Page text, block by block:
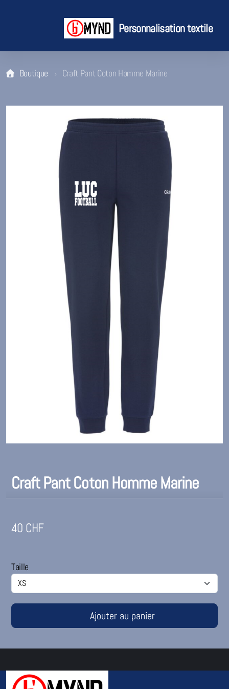
Personnalisation textile
Boutique Craft Pant Coton Homme Marine
Craft Pant Coton Homme Marine
40 CHF
Taille
Ajouter au panier